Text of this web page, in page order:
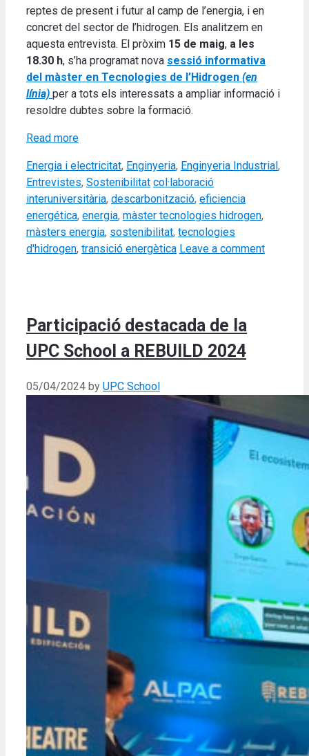
reptes de present i futur al camp de l’energia, i en
concret del sector de l’hidrogen. Els analitzem en
aquesta entrevista. El pròxim 15 de maig, a les
18.30 h, s’ha programat nova sessió informativa
del màster en Tecnologies de l’Hidrogen (en
línia) per a tots els interessats a ampliar informació i
resoldre dubtes sobre la formació.
Read more
Categories
Energia i electricitat, Enginyeria, Enginyeria Industrial,
Entrevistes, Sostenibilitat Tags
col·laboració
interuniversitària, descarbonització, eficiencia
energética, energia, màster tecnologies hidrogen,
màsters energia, sostenibilitat, tecnologies
d'hidrogen, transició energètica Leave a comment
Participació destacada de la
UPC School a REBUILD 2024
05/04/2024 by UPC School